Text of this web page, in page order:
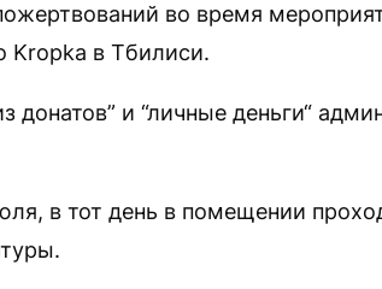
во время
Kropka в Тбилиси.
донатов” и “личные деньги“
в тот день в помещении